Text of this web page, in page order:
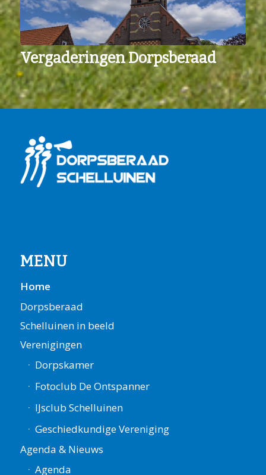
Vergaderingen Dorpsberaad
MENU
Home
Dorpsberaad
Schelluinen in beeld
Verenigingen
Dorpskamer
Fotoclub De Ontspanner
IJsclub Schelluinen
Geschiedkundige Vereniging
Agenda & Nieuws
Agenda